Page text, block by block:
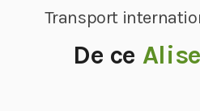
Transport
De ce